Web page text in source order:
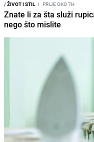
/ŽIVOT I STIL I PRIJE OKO 7H
Znate li za šta služi
nego što mislite